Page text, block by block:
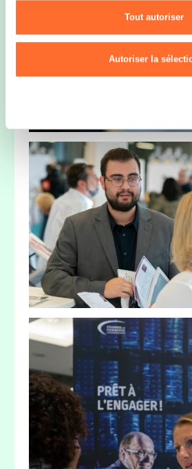
utilisons les cookies et sommes
personnelles, vous pouvez consulter
Tout autoriser
Autoriser la